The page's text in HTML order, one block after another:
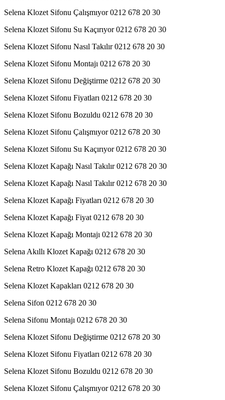
Selena Klozet Sifonu Çalışmıyor 0212 678 20 30
Selena Klozet Sifonu Su Kaçırıyor 0212 678 20 30
Selena Klozet Sifonu Nasıl Takılır 0212 678 20 30
Selena Klozet Sifonu Montajı 0212 678 20 30
Selena Klozet Sifonu Değiştirme 0212 678 20 30
Selena Klozet Sifonu Fiyatları 0212 678 20 30
Selena Klozet Sifonu Bozuldu 0212 678 20 30
Selena Klozet Sifonu Çalışmıyor 0212 678 20 30
Selena Klozet Sifonu Su Kaçırıyor 0212 678 20 30
Selena Klozet Kapağı Nasıl Takılır 0212 678 20 30
Selena Klozet Kapağı Nasıl Takılır 0212 678 20 30
Selena Klozet Kapağı Fiyatları 0212 678 20 30
Selena Klozet Kapağı Fiyat 0212 678 20 30
Selena Klozet Kapağı Montajı 0212 678 20 30
Selena Akıllı Klozet Kapağı 0212 678 20 30
Selena Retro Klozet Kapağı 0212 678 20 30
Selena Klozet Kapakları 0212 678 20 30
Selena Sifon 0212 678 20 30
Selena Sifonu Montajı 0212 678 20 30
Selena Klozet Sifonu Değiştirme 0212 678 20 30
Selena Klozet Sifonu Fiyatları 0212 678 20 30
Selena Klozet Sifonu Bozuldu 0212 678 20 30
Selena Klozet Sifonu Çalışmıyor 0212 678 20 30